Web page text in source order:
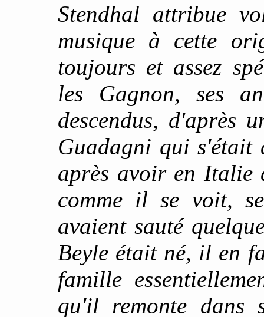
Stendhal attribue
musique à cette
toujours et assez
les Gagnon, ses
descendus, d'après
Guadagni qui s'était
après avoir en Italie
comme il se voit,
avaient sauté
Beyle était né, il en
famille
qu'il remonte dans